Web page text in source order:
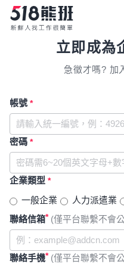
立即成為
急徵才嗎? 加
帳號 *
密碼 *
企業類型 *
一般企業 人力派遣業
聯絡信箱* (僅平台聯繫不會
聯絡手機* (僅平台聯繫不會